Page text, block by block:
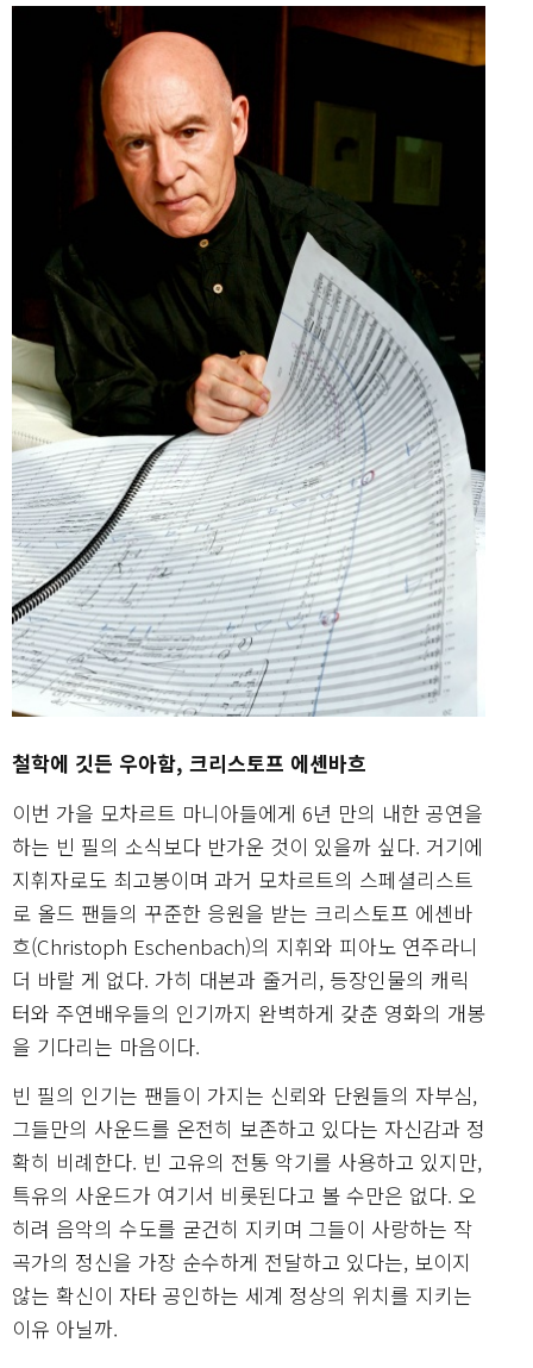
철학에 깃든 우아함, 크리스토프 에셴바흐
이번 가을 모차르트 마니아들에게 6년 만의 내한 공연을
하는 빈 필의 소식보다 반가운 것이 있을까 싶다. 거기에
지휘자로도 최고봉이며 과거 모차르트의 스페셜리스트
로 올드 팬들의 꾸준한 응원을 받는 크리스토프 에셴바
흐(Christoph Eschenbach)의 지휘와 피아노 연주라니
더 바랄 게 없다. 가히 대본과 줄거리, 등장인물의 캐릭
터와 주연배우들의 인기까지 완벽하게 갖춘 영화의 개봉
을 기다리는 마음이다.
빈 필의 인기는 팬들이 가지는 신뢰와 단원들의 자부심,
그들만의 사운드를 온전히 보존하고 있다는 자신감과 정
확히 비례한다. 빈 고유의 전통 악기를 사용하고 있지만,
특유의 사운드가 여기서 비롯된다고 볼 수만은 없다. 오
히려 음악의 수도를 굳건히 지키며 그들이 사랑하는 작
곡가의 정신을 가장 순수하게 전달하고 있다는, 보이지
않는 확신이 자타 공인하는 세계 정상의 위치를 지키는
이유 아닐까.